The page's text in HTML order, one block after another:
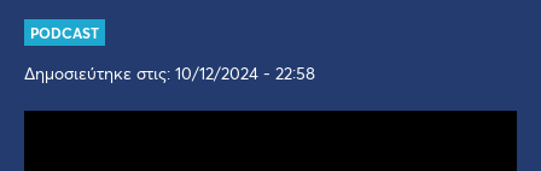
PODCAST
Δημοσιεύτηκε στις: 10/12/2024 - 22:58